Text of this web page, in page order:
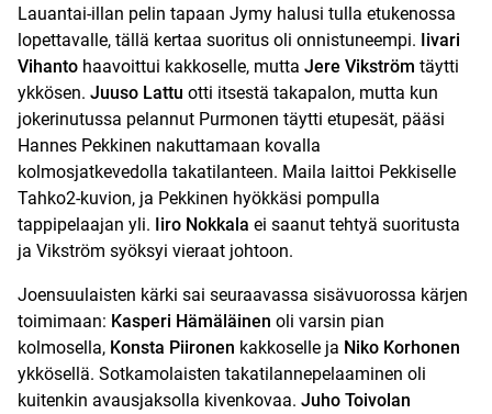
Lauantai-illan pelin tapaan Jymy halusi tulla etukenossa
lopettavalle, tällä kertaa suoritus oli onnistuneempi. Iivari
Vihanto haavoittui kakkoselle, mutta Jere Vikström täytti
ykkösen. Juuso Lattu otti itsestä takapalon, mutta kun
jokerinutussa pelannut Purmonen täytti etupesät, pääsi
Hannes Pekkinen nakuttamaan kovalla
kolmosjatkevedolla takatilanteen. Maila laittoi Pekkiselle
Tahko2-kuvion, ja Pekkinen hyökkäsi pompulla
tappipelaajan yli. Iiro Nokkala ei saanut tehtyä suoritusta
ja Vikström syöksyi vieraat johtoon.
Joensuulaisten kärki sai seuraavassa sisävuorossa kärjen
toimimaan: Kasperi Hämäläinen oli varsin pian
kolmosella, Konsta Piironen kakkoselle ja Niko Korhonen
ykkösellä. Sotkamolaisten takatilannepelaaminen oli
kuitenkin avausjaksolla kivenkovaa. Juho Toivolan